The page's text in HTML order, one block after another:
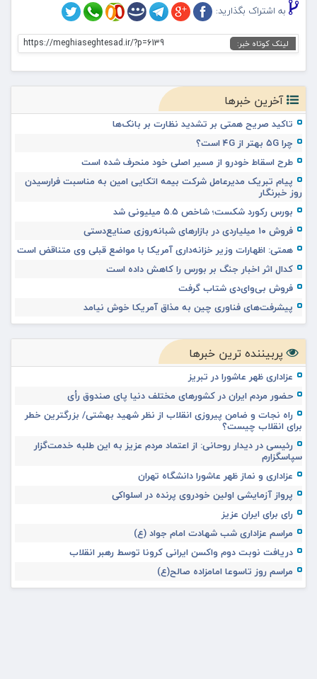
به اشتراک بگذارید:
لینک کوتاه خبر: https://meghiaseghtesad.ir/?p=6139
آخرین خبرها
تاکید صریح همتی بر تشدید نظارت بر بانک‌ها
چرا ۵G بهتر از ۴G است؟
طرح اسقاط خودرو از مسیر اصلی خود منحرف شده است
پیام تبریک مدیرعامل شرکت بیمه اتکایی امین به مناسبت فرارسیدن
روز خبرنگار
بورس رکورد شکست؛ شاخص ۵.۵ میلیونی شد
فروش ۱۰ میلیاردی در بازارهای شبانه‌روزی صنایع‌دستی
همتی: اظهارات وزیر خزانه‌داری آمریکا با مواضع قبلی وی متناقض است
کدال اثر اخبار جنگ بر بورس را کاهش داده است
فروش بی‌وای‌دی شتاب گرفت
پیشرفت‌های فناوری چین به مذاق آمریکا خوش نیامد
پربیننده ترین خبرها
عزاداری ظهر عاشورا در تبریز
حضور مردم ایران در کشورهای مختلف دنیا پای صندوق رأی
راه نجات و ضامن پیروزی انقلاب از نظر شهید بهشتی/ بزرگترین خطر
برای انقلاب چیست؟
رئیسی در دیدار روحانی: از اعتماد مردم عزیز به این طلبه خدمت‌گزار
سپاسگزارم
عزاداری و نماز ظهر عاشورا دانشگاه تهران
پرواز آزمایشی اولین خودروی پرنده در اسلواکی
رای برای ایران عزیز
مراسم عزاداری شب شهادت امام جواد (ع)
دریافت نوبت دوم واکسن ایرانی کرونا توسط رهبر انقلاب
مراسم روز تاسوعا امامزاده صالح(ع)